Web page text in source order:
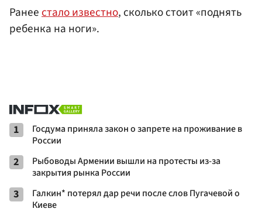
Ранеестало известно, сколько стоит «поднять
ребенка на ноги».
1
Госдума приняла закон о запрете на проживание в
России
2
Рыбоводы Армении вышли на протесты из-за
закрытия рынка России
3
Галкин* потерял дар речи после слов Пугачевой о
Киеве